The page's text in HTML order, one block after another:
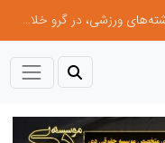
توسعه ورزش‌های رزمی و ترویج هرچه بهتر رشته‌های ورزشی، در گرو خلاقیت و نوآوری است